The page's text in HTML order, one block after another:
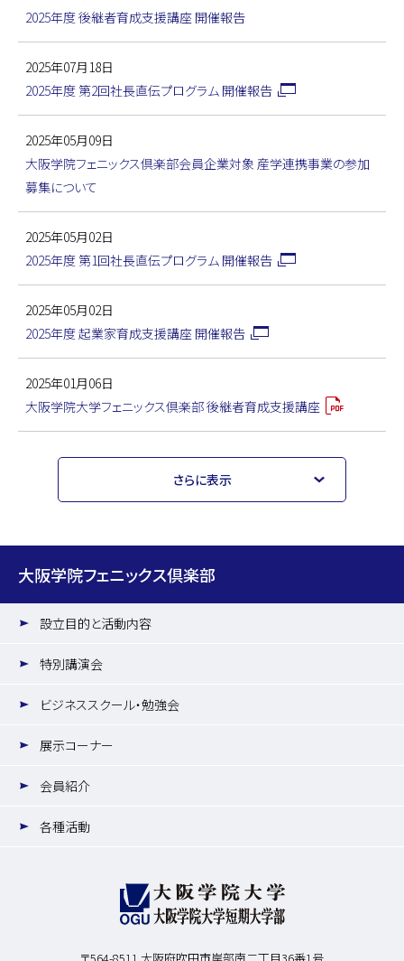
2025年度 後継者育成支援講座 開催報告
2025年07月18日
2025年度 第2回社長直伝プログラム 開催報告
2025年05月09日
大阪学院フェニックス倶楽部会員企業対象 産学連携事業の参加
募集について
2025年05月02日
2025年度 第1回社長直伝プログラム 開催報告
2025年05月02日
2025年度 起業家育成支援講座 開催報告
2025年01月06日
大阪学院大学フェニックス倶楽部 後継者育成支援講座
さらに表示
大阪学院フェニックス倶楽部
設立目的と活動内容
特別講演会
ビジネススクール・勉強会
展示コーナー
会員紹介
各種活動